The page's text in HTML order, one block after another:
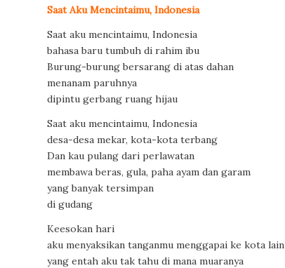
Saat Aku Mencintaimu, Indonesia
Saat aku mencintaimu, Indonesia
bahasa baru tumbuh di rahim ibu
Burung-burung bersarang di atas dahan
menanam paruhnya
dipintu gerbang ruang hijau
Saat aku mencintaimu, Indonesia
desa-desa mekar, kota-kota terbang
Dan kau pulang dari perlawatan
membawa beras, gula, paha ayam dan garam
yang banyak tersimpan
di gudang
Keesokan hari
aku menyaksikan tanganmu menggapai ke kota lain
yang entah aku tak tahu di mana muaranya